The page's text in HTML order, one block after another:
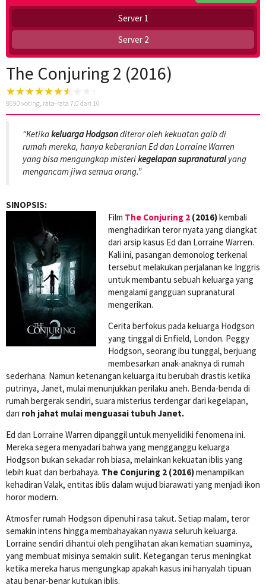
Server 1
Server 2
The Conjuring 2 (2016)
8690 voting, rata-rata 7.0 dari 10
“Ketikakeluarga Hodgsonditeror oleh kekuatan gaib di
rumah mereka, hanya keberanian Ed dan Lorraine Warren
yang bisa mengungkap misterikegelapan supranaturalyang
mengancam jiwa semua orang.”
SINOPSIS:
Film The Conjuring 2 (2016)kembali
menghadirkan teror nyata yang diangkat
dari arsip kasus Ed dan Lorraine Warren.
Kali ini, pasangan demonolog terkenal
tersebut melakukan perjalanan ke Inggris
untuk membantu sebuah keluarga yang
mengalami gangguan supranatural
mengerikan.
Cerita berfokus pada keluarga Hodgson
yang tinggal di Enfield, London. Peggy
Hodgson, seorang ibu tunggal, berjuang
membesarkan anak-anaknya di rumah
sederhana. Namun ketenangan keluarga itu berubah drastis ketika
putrinya, Janet, mulai menunjukkan perilaku aneh. Benda-benda di
rumah bergerak sendiri, suara misterius terdengar dari kegelapan,
dan roh jahat mulai menguasai tubuh Janet.
Ed dan Lorraine Warren dipanggil untuk menyelidiki fenomena ini.
Mereka segera menyadari bahwa yang mengganggu keluarga
Hodgson bukan sekadar roh biasa, melainkan kekuatan iblis yang
lebih kuat dan berbahaya. The Conjuring 2 (2016)menampilkan
kehadiran Valak, entitas iblis dalam wujud biarawati yang menjadi ikon
horor modern.
Atmosfer rumah Hodgson dipenuhi rasa takut. Setiap malam, teror
semakin intens hingga membahayakan nyawa seluruh keluarga.
Lorraine sendiri dihantui oleh penglihatan akan kematian suaminya,
yang membuat misinya semakin sulit. Ketegangan terus meningkat
ketika mereka harus mengungkap apakah kasus ini hanyalah tipuan
atau benar-benar kutukan iblis.